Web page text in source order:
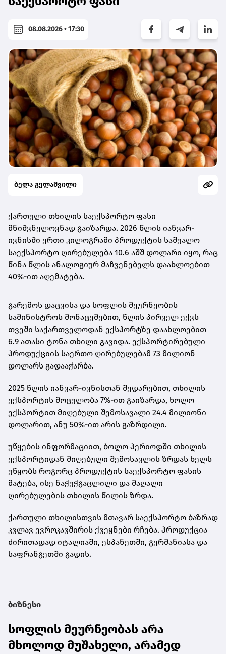
08.08.2026 • 17:30
ბელა გელაშვილი
ქართული თხილის საექსპორტო ფასი
მნიშვნელოვნად გაიზარდა. 2026 წლის იანვარ-
ივნისში ერთი კილოგრამი პროდუქტის საშუალო
საექსპორტო ღირებულება 10.6 აშშ დოლარი იყო, რაც
წინა წლის ანალოგიურ მაჩვენებელს დაახლოებით
40%-ით აღემატება.
გარემოს დაცვისა და სოფლის მეურნეობის
სამინისტროს მონაცემებით, წლის პირველ ექვს
თვეში საქართველოდან ექსპორტზე დაახლოებით
6.9 ათასი ტონა თხილი გავიდა. ექსპორტირებული
პროდუქციის საერთო ღირებულებამ 73 მილიონ
დოლარს გადააჭარბა.
2025 წლის იანვარ-ივნისთან შედარებით, თხილის
ექსპორტის მოცულობა 7%-ით გაიზარდა, ხოლო
ექსპორტით მიღებული შემოსავალი 24.4 მილიონი
დოლარით, ანუ 50%-ით არის გაზრდილი.
უწყების ინფორმაციით, ბოლო პერიოდში თხილის
ექსპორტიდან მიღებული შემოსავლის ზრდას ხელს
უწყობს როგორც პროდუქტის საექსპორტო ფასის
მატება, ისე ნაჭუჭგაცლილი და მაღალი
ღირებულების თხილის წილის ზრდა.
ქართული თხილისთვის მთავარ საექსპორტო ბაზრად
კვლავ ევროკავშირის ქვეყნები რჩება. პროდუქცია
ძირითადად იტალიაში, ესპანეთში, გერმანიასა და
საფრანგეთში გადის.
ბიზნესი
სოფლის მეურნეობას არა
მხოლოდ მუშახელი, არამედ